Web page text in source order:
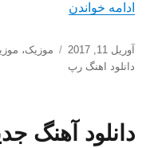
ادامه خواندن
ارسال
شده
آوریل 11, 2017 دسته‌ها
موزیک،
دانلود اهنگ رپ
دانلود آهنگ